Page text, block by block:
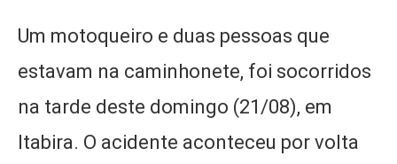
Um motoqueiro e duas pessoas que
estavam na caminhonete, foi socorridos
na tarde deste domingo (21/08), em
Itabira. O acidente aconteceu por volta